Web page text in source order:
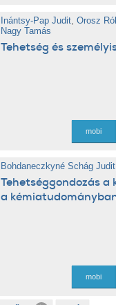
Inántsy-Pap Judit,Orosz
Nagy Tamás
Tehetség és
mobi
Bohdaneczkyné Schág Judit
Tehetséggondozás a
a
mobi